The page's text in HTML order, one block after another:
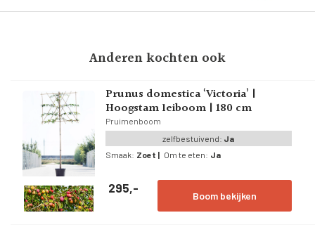
Anderen kochten ook
Prunus domestica ‘Victoria’ |
Hoogstam leiboom | 180 cm
Pruimenboom
zelfbestuivend: Ja
Smaak: Zoet | Om te eten: Ja
295,-
Boom bekijken